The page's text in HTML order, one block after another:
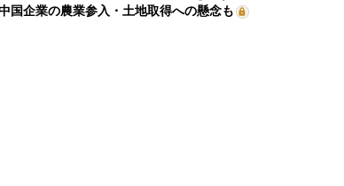
国企業の農業参入・土地取得への懸念も